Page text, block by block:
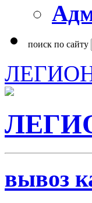
поиск по сайту
вывоз